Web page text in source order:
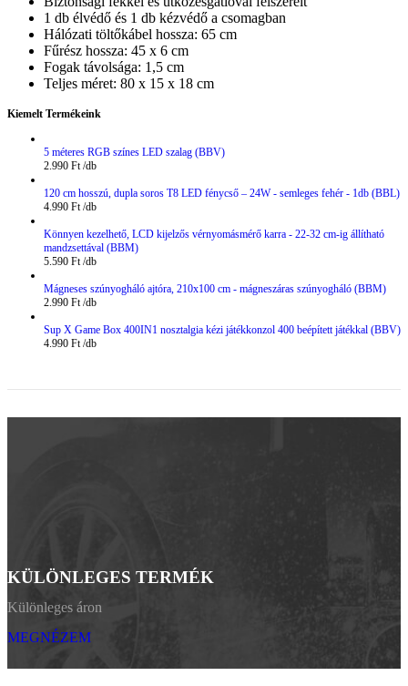
1 db élvédő és 1 db kézvédő a csomagban
Hálózati töltőkábel hossza: 65 cm
Fűrész hossza: 45 x 6 cm
Fogak távolsága: 1,5 cm
Teljes méret: 80 x 15 x 18 cm
Kiemelt Termékeink
5 méteres RGB színes LED szalag (BBV)
2.990 Ft
120 cm hosszú, dupla soros T8 LED fénycső – 24W - semleges fehér - 1db (BBL)
4.990 Ft
Könnyen kezelhető, LCD kijelzős vérnyomásmérő karra - 22-32 cm-ig állítható
mandzsettával (BBM)
5.590 Ft
Mágneses szúnyogháló ajtóra, 210x100 cm - mágneszáras szúnyogháló (BBM)
2.990 Ft
Sup X Game Box 400IN1 nosztalgia kézi játékkonzol 400 beépített játékkal (BBV)
4.990 Ft
KÜLÖNLEGES TERMÉK
Különleges áron
MEGNÉZEM